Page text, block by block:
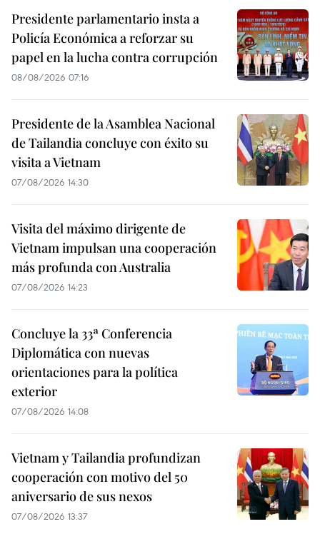
Presidente parlamentario insta a
Policía Económica a reforzar su
papel en la lucha contra corrupción
08/08/2026 07:16
Presidente de la Asamblea Nacional
de Tailandia concluye con éxito su
visita a Vietnam
07/08/2026 14:30
Visita del máximo dirigente de
Vietnam impulsan una cooperación
más profunda con Australia
07/08/2026 14:23
Concluye la 33ª Conferencia
Diplomática con nuevas
orientaciones para la política
exterior
07/08/2026 14:08
Vietnam y Tailandia profundizan
cooperación con motivo del 50
aniversario de sus nexos
07/08/2026 13:37